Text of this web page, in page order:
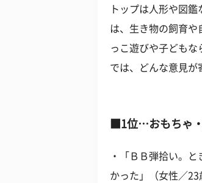
トップは人形や図
は、生き物の飼育や
っこ遊びや子ども
では、どんな意見が
■1位…おもちゃ
・「ＢＢ弾拾い。
かった」（女性／23